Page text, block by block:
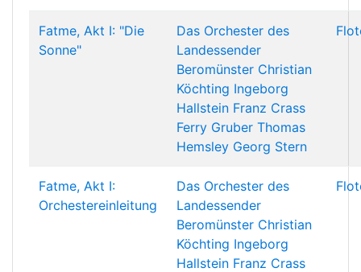
Fatme, Akt I: "Die
Sonne"
Das Orchester des
Landessender
Beromünster Christian
Köchting Ingeborg
Hallstein Franz Crass
Ferry Gruber Thomas
Hemsley Georg Stern
Fatme, Akt I:
Orchestereinleitung
Das Orchester des
Landessender
Beromünster Christian
Köchting Ingeborg
Hallstein Franz Crass